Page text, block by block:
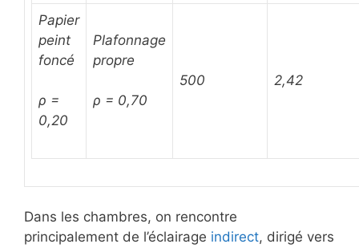
Papier
peint
foncé
ρ =
0,20
Plafonnage
propre
ρ = 0,70
500 2,42
Dans les chambres, on rencontre
principalement de l’éclairage indirect, dirigé vers